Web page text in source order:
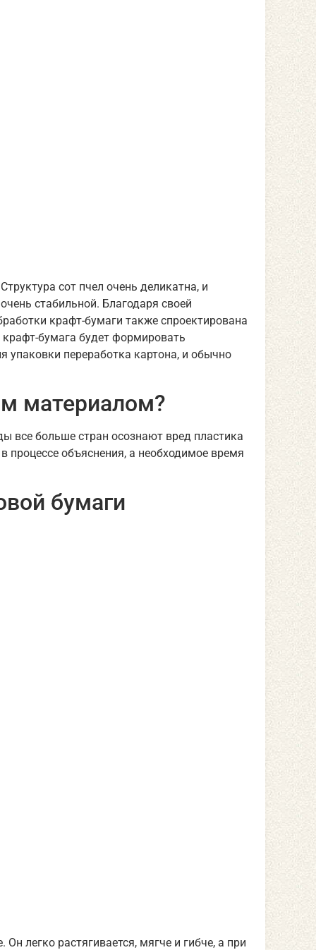
сот пчел очень деликатна, и
стабильной. Благодаря своей
крафт-бумаги также спроектирована
бумага будет формировать
переработка картона, и обычно
материалом?
все больше стран осознают вред пластика
объяснения, а необходимое время
бумаги
легко растягивается, мягче и гибче, а при